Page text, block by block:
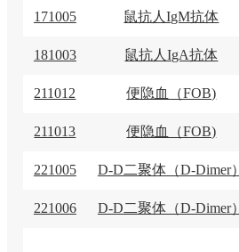
171005 鼠抗人IgM抗体
181003 鼠抗人IgA抗体
211012 便隐血（FOB)
211013 便隐血（FOB)
221005 D-D二聚体（D-Dimer）
221006 D-D二聚体（D-Dimer）